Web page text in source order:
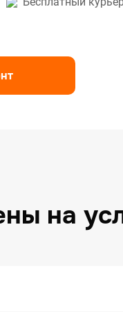
Ремонт электрических
на